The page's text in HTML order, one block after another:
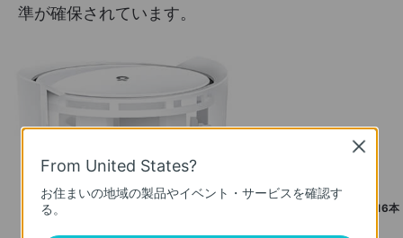
準が確保されています。
16本
From United States?
お住まいの地域の製品やイベント・サービスを確認す
る。
Close